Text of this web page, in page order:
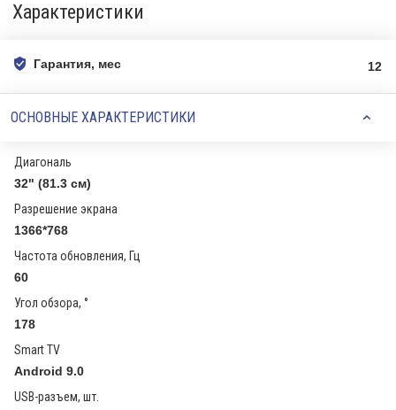
Характеристики
Гарантия, мес 12
ОСНОВНЫЕ ХАРАКТЕРИСТИКИ
Диагональ
32" (81.3 см)
Разрешение экрана
1366*768
Частота обновления, Гц
60
Угол обзора, °
178
Smart TV
Android 9.0
USB-разъем, шт.